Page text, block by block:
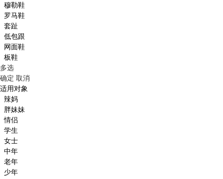
穆勒鞋
罗马鞋
套趾
低包跟
网面鞋
板鞋
多选
确定 取消
适用对象
辣妈
胖妹妹
情侣
学生
女士
中年
老年
少年